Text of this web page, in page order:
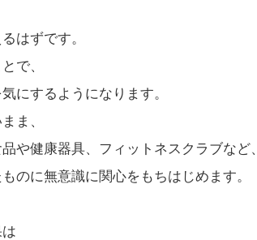
はずです。
で、
にするようになります。
ま、
や健康器具、フィットネスクラブなど、
のに無意識に関心をもちはじめます。